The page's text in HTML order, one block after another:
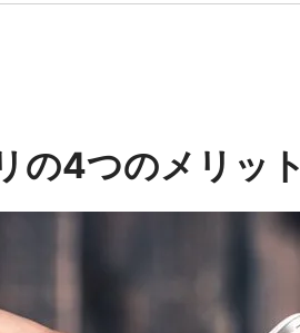
の4つのメリット